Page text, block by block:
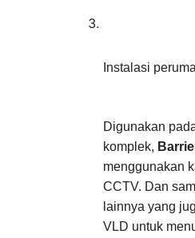
Instalasi
Digunakan
komplek,
menggunakan
CCTV. Dan
lainnya yang
VLD untuk